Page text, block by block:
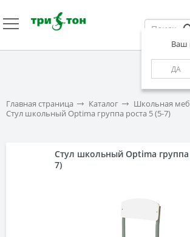
Ваш
ДА
Главная страница Каталог Школьная
Стул школьный Optima группа роста 5 (5-7)
Стул школьный Optima группа
7)